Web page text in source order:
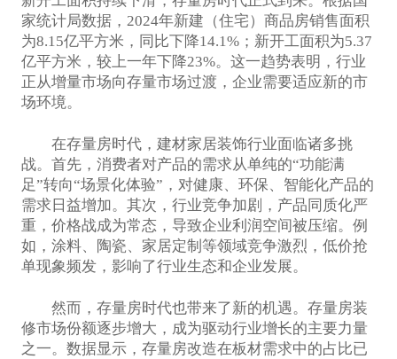
家统计局数据，2024年新建（住宅）商品房销售面积
为8.15亿平方米，同比下降14.1%；新开工面积为5.37
亿平方米，较上一年下降23%。这一趋势表明，行业
正从增量市场向存量市场过渡，企业需要适应新的市
场环境。
在存量房时代，建材家居装饰行业面临诸多挑
战。首先，消费者对产品的需求从单纯的“功能满
足”转向“场景化体验”，对健康、环保、智能化产品的
需求日益增加。其次，行业竞争加剧，产品同质化严
重，价格战成为常态，导致企业利润空间被压缩。例
如，涂料、陶瓷、家居定制等领域竞争激烈，低价抢
单现象频发，影响了行业生态和企业发展。
然而，存量房时代也带来了新的机遇。存量房装
修市场份额逐步增大，成为驱动行业增长的主要力量
之一。数据显示，存量房改造在板材需求中的占比已